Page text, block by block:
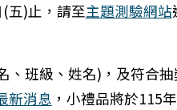
五)止，請至主題測驗網站
班級、姓名)，及符合
新消息 ，小禮品將於115